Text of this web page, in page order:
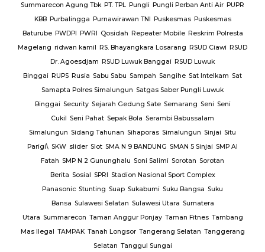
Summarecon Agung Tbk PT. TPL Pungli Pungli Perban Anti Air PUPR
KBB Purbalingga Purnawirawan TNI Puskesmas Puskesmas
Baturube PWDPI PWRI Qosidah Repeater Mobile Reskrim Polresta
Magelang ridwan kamil RS. Bhayangkara Losarang RSUD Ciawi RSUD
Dr. Agoesdjam RSUD Luwuk Banggai RSUD Luwuk
Binggai RUPS Rusia Sabu Sabu Sampah Sangihe Sat Intelkam Sat
Samapta Polres Simalungun Satgas Saber Pungli Luwuk
Binggai Security Sejarah Gedung Sate Semarang Seni Seni
Cukil Seni Pahat Sepak Bola Serambi Babussalam
Simalungun Sidang Tahunan Sihaporas Simalungun Sinjai Situ
Parigi\ SKW slider Slot SMA N 9 BANDUNG SMAN 5 Sinjai SMP Al
Fatah SMP N 2 Gununghalu Soni Salimi Sorotan Sorotan
Berita Sosial SPRI Stadion Nasional Sport Complex
Panasonic Stunting Suap Sukabumi Suku Bangsa Suku
Bansa Sulawesi Selatan Sulawesi Utara Sumatera
Utara Summarecon Taman Anggur Ponjay Taman Fitnes Tambang
Mas Ilegal TAMPAK Tanah Longsor Tangerang Selatan Tanggerang
Selatan Tanggul Sungai